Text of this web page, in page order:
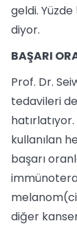
geldi.
diyor.
BAŞARI
Prof. Dr.
tedavileri
kullanılan
başarı
diğer